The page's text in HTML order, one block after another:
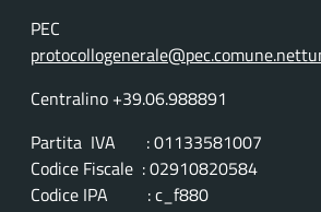
PEC
Centralino +39.06.988891
Partita IVA : 01133581007
Codice Fiscale : 02910820584
Codice IPA : c_f880